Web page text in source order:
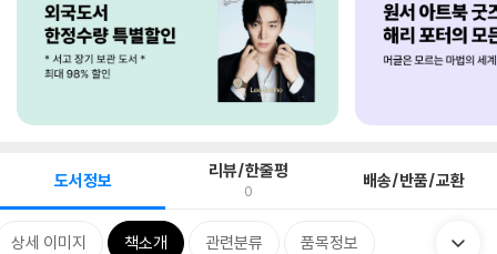
도서정보 리뷰/한줄평
0 배송/반품/교환
상세 이미지 책소개 관련분류 품목정보